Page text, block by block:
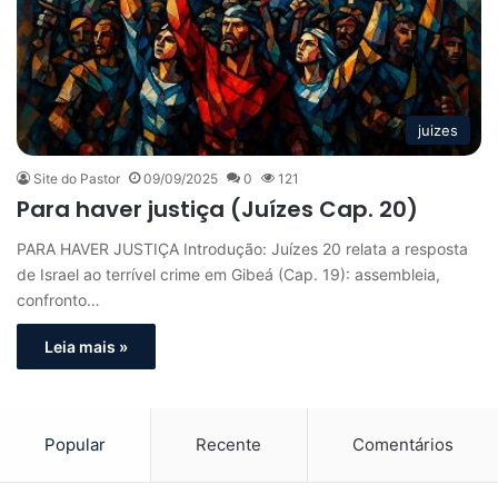
juizes
Site do Pastor 09/09/2025 0 121
Para haver justiça (Juízes Cap. 20)
PARA HAVER JUSTIÇA Introdução: Juízes 20 relata a resposta
de Israel ao terrível crime em Gibeá (Cap. 19): assembleia,
confronto…
Leia mais »
Popular Recente Comentários